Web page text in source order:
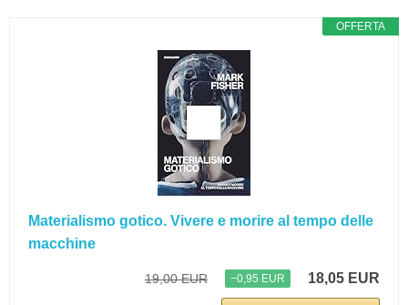
OFFERTA
Materialismo gotico. Vivere e morire al tempo delle
macchine
19,00 EUR −0,95 EUR 18,05 EUR